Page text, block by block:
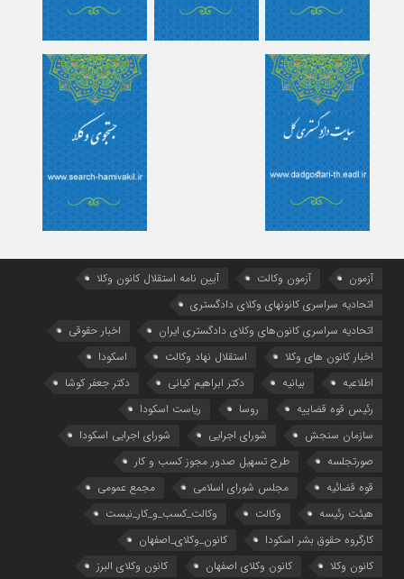
آزمون آزمون وکالت
آیین ‌نامه استقلال کانون وکلا
اتحادیه سراسری کانونهای وکلای دادگستری
اتحادیه سراسری کانون‌های وکلای دادگستری ایران
اخبار حقوقی
اخبار کانون های وکلا
استقلال نهاد وکالت
اسکودا
اطلاعیه
بیانیه دکتر ابراهیم کیانی
دکتر جعفر کوشا
رئیس قوه قضاییه
روسا
ریاست اسکودا
سازمان سنجش
شورای اجرایی
شورای اجرایی اسکودا
صورتجلسه
طرح تسهیل صدور مجوز کسب و کار
قوه قضائیه
مجلس شورای اسلامی
مجمع عمومی
هیئت رئیسه
وکالت
وکالت_کسب_و_کار_نیست
کارگروه حقوق بشر اسکودا
کانون_وکلای_اصفهان
کانون وکلا
کانون وکلای اصفهان کانون وکلای البرز